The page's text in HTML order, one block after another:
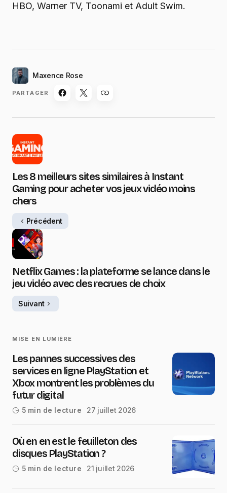
HBO, Warner TV, Toonami et Adult Swim.
Maxence Rose
PARTAGER
Les 8 meilleurs sites similaires à Instant
Gaming pour acheter vos jeux vidéo moins
chers
Précédent
Netflix Games : la plateforme se lance dans le
jeu vidéo avec des recrues de choix
Suivant
MISE EN LUMIÈRE
Les pannes successives des
services en ligne PlayStation et
Xbox montrent les problèmes du
futur digital
5 min de lecture 27 juillet 2026
Où en en est le feuilleton des
disques PlayStation ?
5 min de lecture 21 juillet 2026